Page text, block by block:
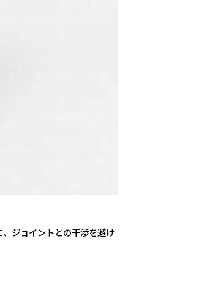
ジョイントとの干渉を避け